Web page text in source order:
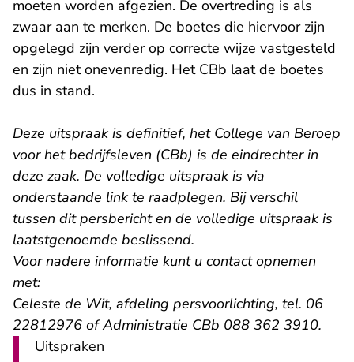
moeten worden afgezien. De overtreding is als
zwaar aan te merken. De boetes die hiervoor zijn
opgelegd zijn verder op correcte wijze vastgesteld
en zijn niet onevenredig. Het CBb laat de boetes
dus in stand.
Deze uitspraak is definitief, het College van Beroep
voor het bedrijfsleven (CBb) is de eindrechter in
deze zaak. De volledige uitspraak is via
onderstaande link te raadplegen. Bij verschil
tussen dit persbericht en de volledige uitspraak is
laatstgenoemde beslissend.
Voor nadere informatie kunt u contact opnemen
met:
Celeste de Wit, afdeling persvoorlichting, tel. 06
22812976 of Administratie CBb 088 362 3910.
Uitspraken